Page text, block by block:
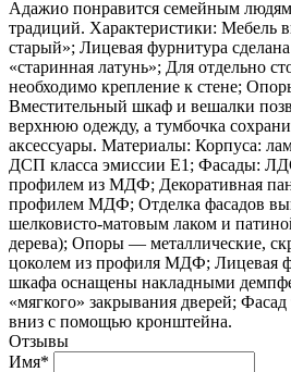
Адажио понравится семейным
традиций. Характеристики: Мебель
старый»; Лицевая фурнитура
«старинная латунь»; Для отдельно
необходимо крепление к стене;
Вместительный шкаф и вешалки
верхнюю одежду, а тумбочка
аксессуары. Материалы: Корпуса:
ДСП класса эмиссии Е1; Фасады:
профилем из МДФ; Декоративная
профилем МДФ; Отделка фасадов
шелковисто-матовым лаком и
дерева); Опоры — металлические,
цоколем из профиля МДФ; Лицевая
шкафа оснащены накладными
«мягкого» закрывания дверей;
вниз с помощью кронштейна.
Отзывы
Имя*